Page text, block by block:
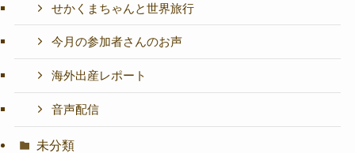
せかくまちゃんと世界旅行
今月の参加者さんのお声
海外出産レポート
音声配信
未分類